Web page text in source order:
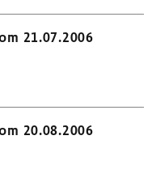
21.07.2006
20.08.2006